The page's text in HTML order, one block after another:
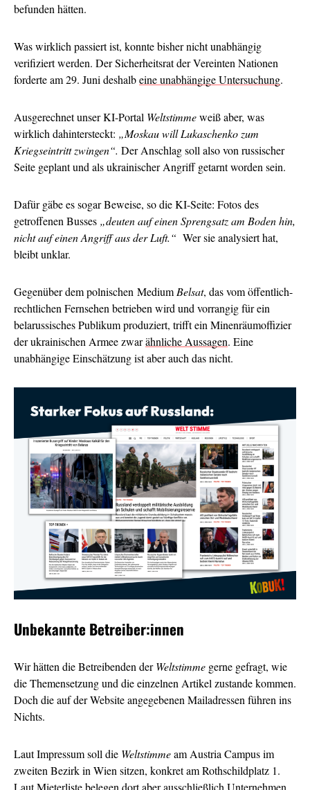
befunden hätten.
Was wirklich passiert ist, konnte bisher nicht unabhängig
verifiziert werden. Der Sicherheitsrat der Vereinten Nationen
forderte am 29. Juni deshalbeine unabhängige Untersuchung.
Ausgerechnet unser KI-Portal Weltstimmeweiß aber, was
wirklich dahintersteckt: „Moskau will Lukaschenko zum
Kriegseintritt zwingen“. Der Anschlag soll also von russischer
Seite geplant und als ukrainischer Angriff getarnt worden sein.
Dafür gäbe es sogar Beweise, so die KI-Seite: Fotos des
getroffenen Busses „deuten auf einen Sprengsatz am Boden hin,
nicht auf einen Angriff aus der Luft.“ Wer sie analysiert hat,
bleibt unklar.
Gegenüber dem polnischen Medium Belsat, das vom öffentlich-
rechtlichen Fernsehen betrieben wird und vorrangig für ein
belarussisches Publikum produziert, trifft ein Minenräumoffizier
der ukrainischen Armee zwarähnliche Aussagen. Eine
unabhängige Einschätzung ist aber auch das nicht.
Unbekannte Betreiber:innen
Wir hätten die Betreibenden derWeltstimme gerne gefragt, wie
die Themensetzung und die einzelnen Artikel zustande kommen.
Doch die auf der Website angegebenen Mailadressen führen ins
Nichts.
Laut Impressum soll die Weltstimmeam Austria Campus im
zweiten Bezirk in Wien sitzen, konkret am Rothschildplatz 1.